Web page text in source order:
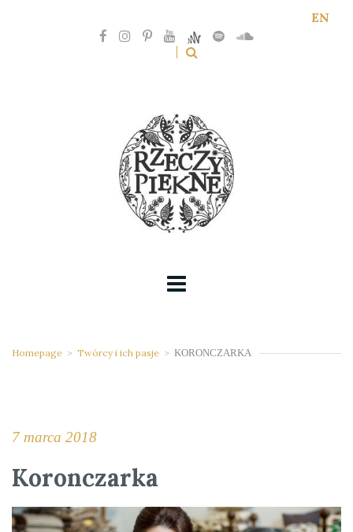
EN
Homepage > Twórcy i ich pasje > KORONCZARKA
7 marca 2018
Koronczarka